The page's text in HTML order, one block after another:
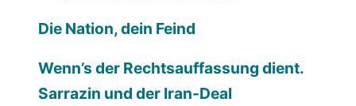
Die Nation, dein Feind
Wenn’s der Rechtsauffassung dient.
Sarrazin und der Iran-Deal